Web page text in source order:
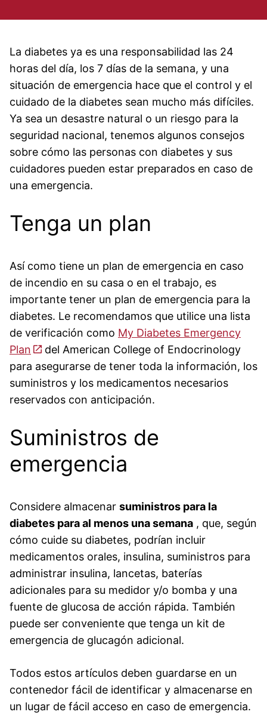
La diabetes ya es una responsabilidad las 24
horas del día, los 7 días de la semana, y una
situación de emergencia hace que el control y el
cuidado de la diabetes sean mucho más difíciles.
Ya sea un desastre natural o un riesgo para la
seguridad nacional, tenemos algunos consejos
sobre cómo las personas con diabetes y sus
cuidadores pueden estar preparados en caso de
una emergencia.
Tenga un plan
Así como tiene un plan de emergencia en caso
de incendio en su casa o en el trabajo, es
importante tener un plan de emergencia para la
diabetes. Le recomendamos que utilice una lista
de verificación como My Diabetes Emergency
Plan
del American College of Endocrinology
para asegurarse de tener toda la información, los
suministros y los medicamentos necesarios
reservados con anticipación.
Suministros de
emergencia
Considere almacenar suministros para la
diabetes para al menos una semana , que, según
cómo cuide su diabetes, podrían incluir
medicamentos orales, insulina, suministros para
administrar insulina, lancetas, baterías
adicionales para su medidor y/o bomba y una
fuente de glucosa de acción rápida. También
puede ser conveniente que tenga un kit de
emergencia de glucagón adicional.
Todos estos artículos deben guardarse en un
contenedor fácil de identificar y almacenarse en
un lugar de fácil acceso en caso de emergencia.